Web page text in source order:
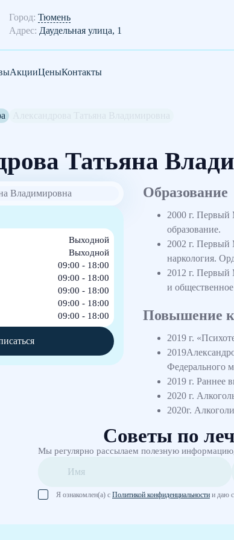
Город: Тюмень
Адрес: Даудельная улица, 1
АкцииЦеныКонтакты
Татьяна
Выходной
Выходной
09:00 - 18:00
09:00 - 18:00
09:00 - 18:00
09:00 - 18:00
09:00 - 18:00
Образование
2000 г. Первый
образование.
2002 г. Первый
наркология.
2012 г. Первый
и
Повышение
2019 г.
Федерального
2019 г. Раннее
2020 г.
2020г.
Советы по
Мы регулярно рассылаем полезную
Я ознакомлен(а) с Политикой конфиденциальности и даю